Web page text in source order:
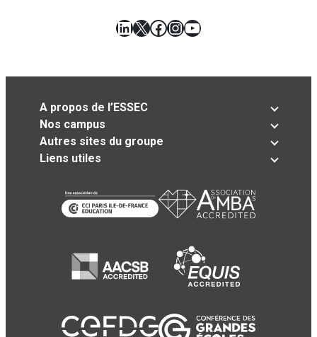
LinkedIn
X Facebook
Instagram
YouTube
A propos de l’ESSEC
Nos campus
Autres sites du groupe
Liens utiles